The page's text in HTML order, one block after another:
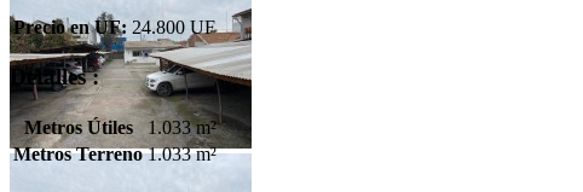
Precio en UF: 24.800 UF
Detalles :
Metros Útiles
1.033 m²
Metros Terreno 1.033 m²